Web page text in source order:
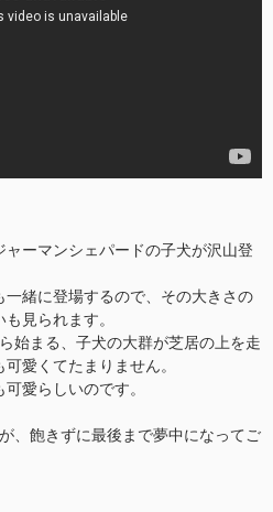
ーマンシェパードの子犬が沢山登
緒に登場するので、その大きさの
見られます。
始まる、子犬の大群が芝居の上を走
愛くてたまりません。
愛らしいのです。
、飽きずに最後まで夢中になってご